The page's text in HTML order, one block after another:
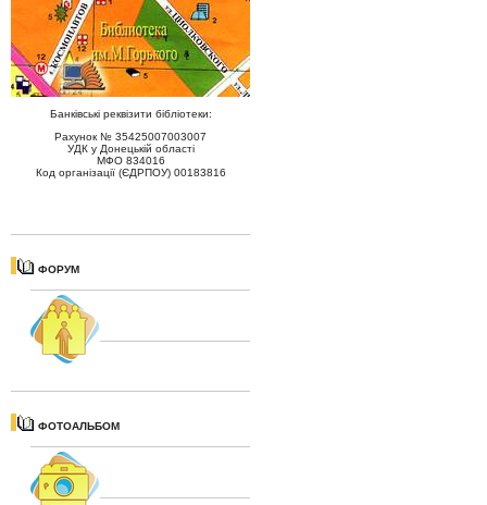
Банківські реквізити бібліотеки:
Рахунок № 35425007003007
УДК у Донецькій області
МФО 834016
Код організації (ЄДРПОУ) 00183816
ФОРУМ
ФОТОАЛЬБОМ